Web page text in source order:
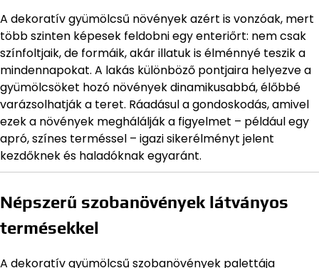
A dekoratív gyümölcsű növények azért is vonzóak, mert
több szinten képesek feldobni egy enteriőrt: nem csak
színfoltjaik, de formáik, akár illatuk is élménnyé teszik a
mindennapokat. A lakás különböző pontjaira helyezve a
gyümölcsöket hozó növények dinamikusabbá, élőbbé
varázsolhatják a teret. Ráadásul a gondoskodás, amivel
ezek a növények meghálálják a figyelmet – például egy
apró, színes terméssel – igazi sikerélményt jelent
kezdőknek és haladóknak egyaránt.
Népszerű szobanövények látványos
termésekkel
A dekoratív gyümölcsű szobanövények palettája